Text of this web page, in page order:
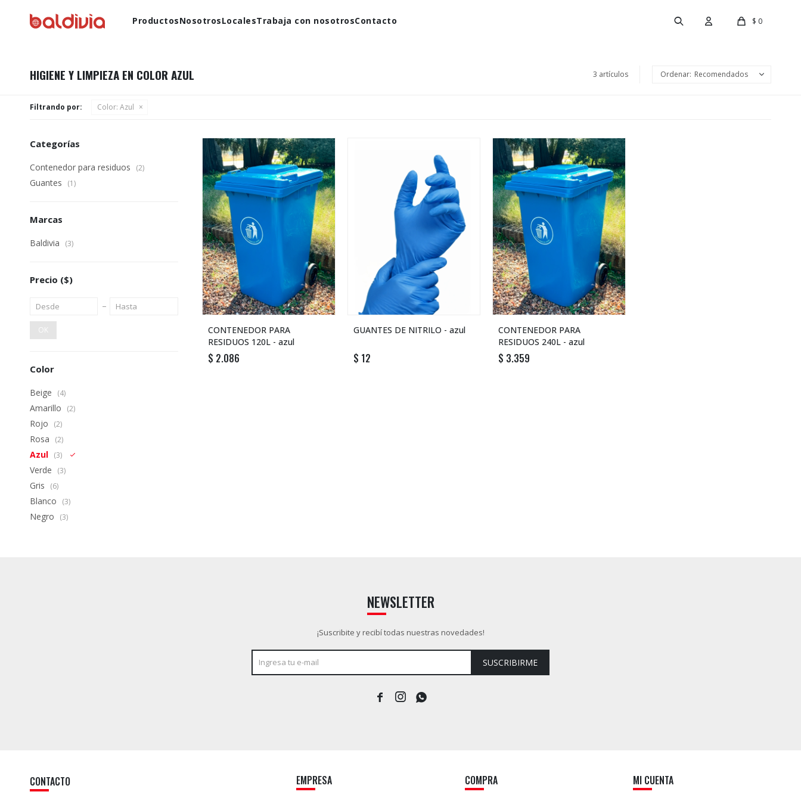
ProductosNosotrosLocalesTrabaja con nosotrosContacto $ 0
HIGIENE Y LIMPIEZA EN COLOR AZUL 3 artículos Recomendados
Filtrando por: Color: Azul
CONTENEDOR PARA
RESIDUOS 120L - azul
$ 2.086
GUANTES DE NITRILO - azul
$ 12
CONTENEDOR PARA
RESIDUOS 240L - azul
$ 3.359
Categorías
Contenedor para residuos (2)
Guantes (1)
Marcas
Baldivia (3)
Precio ($)
OK
Color
Beige (4)
Amarillo (2)
Rojo (2)
Rosa (2)
Azul (3)
Verde (3)
Gris (6)
Blanco (3)
Negro (3)
CONTACTO EMPRESA COMPRA MI CUENTA
NEWSLETTER
¡Suscribite y recibí todas nuestras novedades!
SUSCRIBIRME
  